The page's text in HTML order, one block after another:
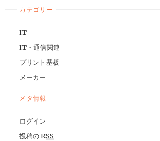
カテゴリー
IT
IT・通信関連
プリント基板
メーカー
メタ情報
ログイン
投稿のRSS